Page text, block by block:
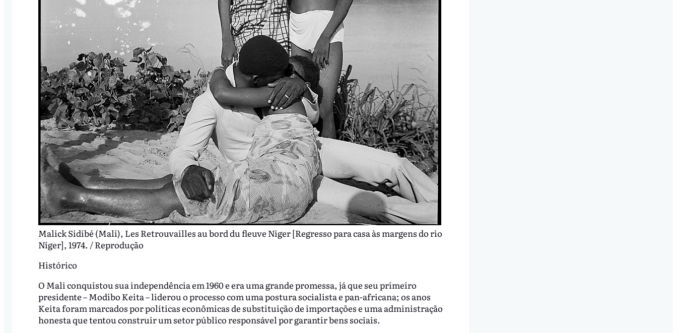
Malick Sidibé (Mali), Les Retrouvailles au bord du fleuve Niger [Regresso para casa às margens do rio
Níger], 1974. / Reprodução
Histórico
O Mali conquistou sua independência em 1960 e era uma grande promessa, já que seu primeiro
presidente – Modibo Keita – liderou o processo com uma postura socialista e pan-africana; os anos
Keita foram marcados por políticas econômicas de substituição de importações e uma administração
honesta que tentou construir um setor público responsável por garantir bens sociais.